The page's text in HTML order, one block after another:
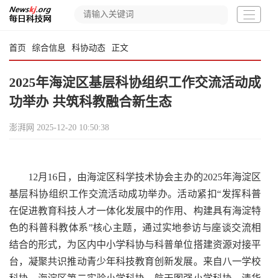
首页 综合信息 科协动态 正文
2025年海淀区基层科协组织工作交流活动成
功举办 共筑科教融合新生态
澎湃网 2025-12-20 10:50:38
12月16日，由海淀区科学技术协会主办的2025年海淀区
基层科协组织工作交流活动成功举办。活动紧扣“发挥科普
在促进教育科技人才一体化发展中的作用、构建具有海淀特
色的科普科教体系”核心主题，通过实地参访与座谈交流相
结合的形式，为区内中小学科协与科普单位搭建资源对接平
台，凝聚共识推动青少年科技教育创新发展。来自八一学校